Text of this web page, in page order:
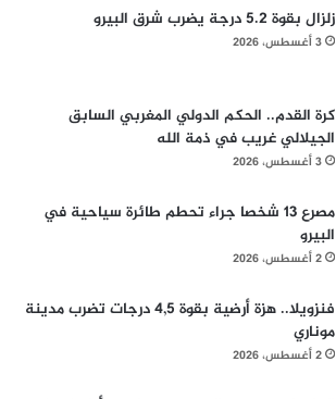
زلزال بقوة 5.2 درجة يضرب شرق البيرو
3 أغسطس، 2026
كرة القدم.. الحكم الدولي المغربي السابق
الجيلالي غريب في ذمة الله
3 أغسطس، 2026
مصرع 13 شخصا جراء تحطم طائرة سياحية في
البيرو
2 أغسطس، 2026
فنزويلا.. هزة أرضية بقوة 4,5 درجات تضرب مدينة
موناري
2 أغسطس، 2026